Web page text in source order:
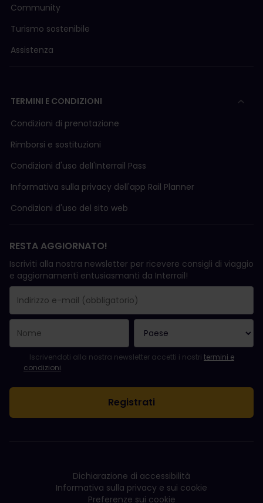
Community
Turismo sostenibile
Assistenza
TERMINI E CONDIZIONI
Condizioni di prenotazione
Rimborsi e sostituzioni
Condizioni d'uso delI'Interrail Pass
Informativa sulla privacy dell'app Rail Planner
Condizioni d'uso del sito web
RESTA AGGIORNATO!
Iscriviti alla nostra newsletter per ricevere consigli di viaggio
e aggiornamenti entusiasmanti da Interrail!
La registrazione è avvenuta con successo.
Il campo "Indirizzo e-mail" è obbligatorio.
L'indirizzo e-mail non è valido.
Si è verificato un errore durante l'iscrizione alla newsletter.
Sei già iscritto a questa newsletter!
Per iscriversi alla newsletter, accettare i termini e le condizioni.
Iscrivendoti alla nostra newsletter accetti i nostri termini e
condizioni.
Dichiarazione di accessibilità
Informativa sulla privacy e sui cookie
Preferenze sui cookie